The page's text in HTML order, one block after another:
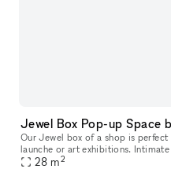
Jewel Box Pop-up Space
Our Jewel box of a shop is
launche or art exhibitions. Intimate and outfitted with a flexible space,
this 300 sq foot location boasts
28 m2